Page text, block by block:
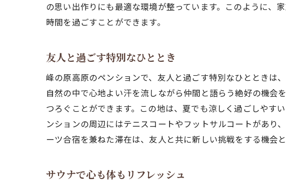
キャンプ・
初心者でも
バイク愛好
ペンション
道中の立ち
の思い出作りにも最適な環境が整っています。このように、
時間を過ごすことができます。
友人と過ごす特別なひととき
峰の原高原のペンションで、友人と過ごす特別なひとときは
自然の中で心地よい汗を流しながら仲間と語らう絶好の機
つろぐことができます。この地は、夏でも涼しく過ごしやす
ンションの周辺にはテニスコートやフットサルコートがあり
ーツ合宿を兼ねた滞在は、友人と共に新しい挑戦をする機会
サウナで心も体もリフレッシュ